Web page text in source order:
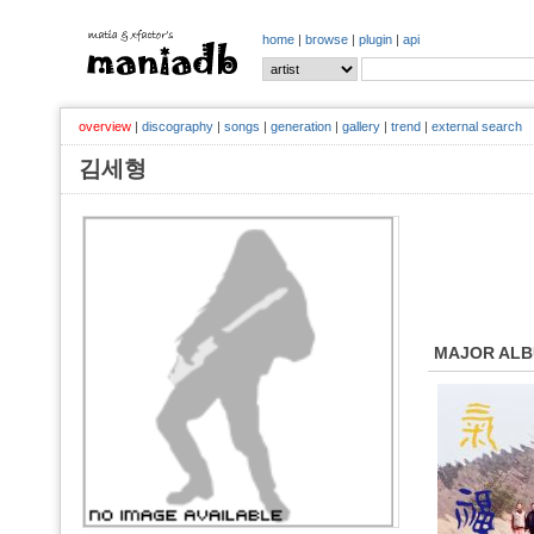
home | browse | plugin | api
overview | discography | songs | generation | gallery | trend | external search
김세형
MAJOR